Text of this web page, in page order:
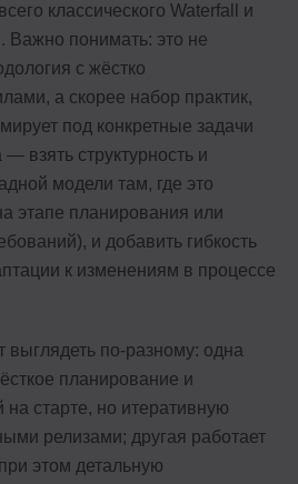
классического Waterfall и
Важно понимать: это не
с жёстко
а скорее набор практик,
под конкретные задачи
взять структурность и
модели там, где это
этапе планирования или
и добавить гибкость
к изменениям в процессе
выглядеть по-разному: одна
планирование и
старте, но итеративную
релизами; другая работает
этом детальную